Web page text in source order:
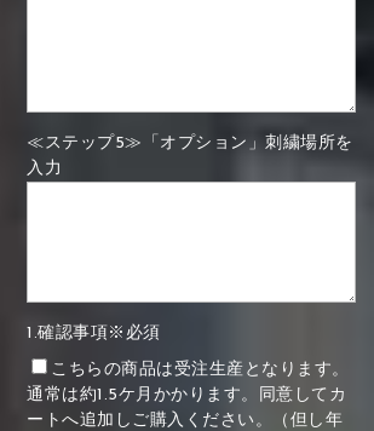
≪ステップ5≫「オプション」刺繍場所を
入力
1.確認事項※必須
こちらの商品は受注生産となります。
通常は約1.5ケ月かかります。同意してカ
ートへ追加しご購入ください。（但し年